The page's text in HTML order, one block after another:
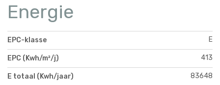
Energie
EPC-klasse E
EPC (Kwh/m²/j) 413
E totaal (Kwh/jaar) 83648